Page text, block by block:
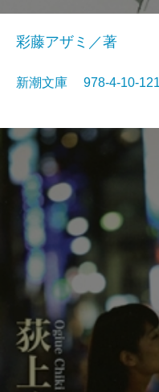
彩藤アザミ／著
新潮文庫 978-4-10-